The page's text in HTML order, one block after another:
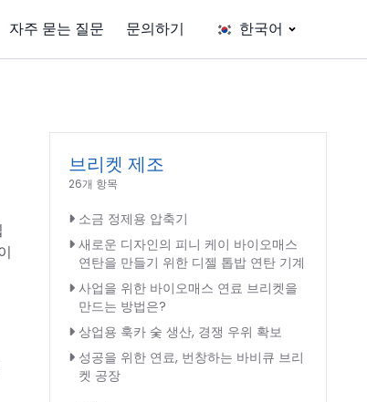
자주 묻는 질문 문의하기 한국어
브리켓 제조
26개 항목
소금 정제용 압축기
새로운 디자인의 피니 케이 바이오매스
연탄을 만들기 위한 디젤 톱밥 연탄 기계
사업을 위한 바이오매스 연료 브리켓을
만드는 방법은?
상업용 훅카 숯 생산, 경쟁 우위 확보
성공을 위한 연료, 번창하는 바비큐 브리
켓 공장